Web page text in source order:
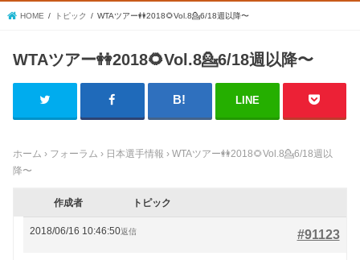
HOME トピック WTAツアー👭2018🌻Vol.8💁6/18週以降〜
WTAツアー👭2018🌻Vol.8💁6/18週以降〜
LINE
ホーム › フォーラム › 日本選手情報 › WTAツアー👭2018🌻Vol.8💁6/18週以
降〜
作成者 トピック
2018/06/16 10:46:50 #91123
返信